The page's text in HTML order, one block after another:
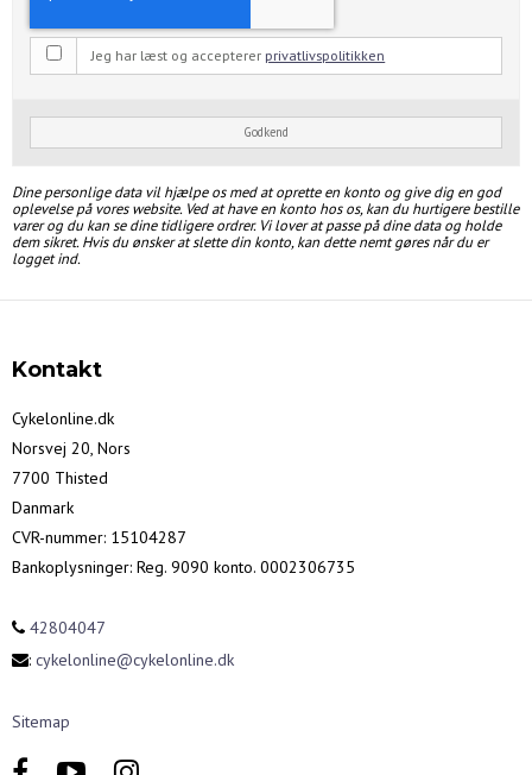
Jeg har læst og accepterer privatlivspolitikken
Godkend
Dine personlige data vil hjælpe os med at oprette en konto og give dig en god
oplevelse på vores website. Ved at have en konto hos os, kan du hurtigere bestille
varer og du kan se dine tidligere ordrer. Vi lover at passe på dine data og holde
dem sikret. Hvis du ønsker at slette din konto, kan dette nemt gøres når du er
logget ind.
Kontakt
Cykelonline.dk
Norsvej 20, Nors
7700 Thisted
Danmark
CVR-nummer: 15104287
Bankoplysninger: Reg. 9090 konto. 0002306735
42804047
: cykelonline@cykelonline.dk
Sitemap